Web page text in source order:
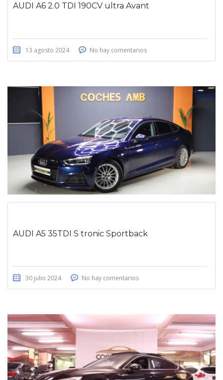
AUDI A6 2.0 TDI 190CV ultra Avant
13 agosto 2024 No hay comentarios
AUDI A5 35TDI S tronic Sportback
30 julio 2024 No hay comentarios